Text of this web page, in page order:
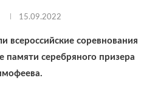
15.09.2022
всероссийские соревнования
памяти серебряного призера